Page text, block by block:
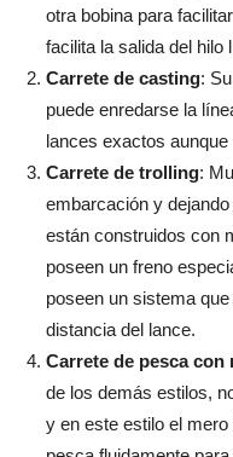
otra bobina para
facilita la salida del hilo
Carrete de casting:
puede enredarse la
lances exactos aunque
Carrete de trolling:
embarcación y
están construidos con
poseen un freno
poseen un sistema
distancia del lance.
Carrete de pesca con
de los demás estilos,
y en este estilo el